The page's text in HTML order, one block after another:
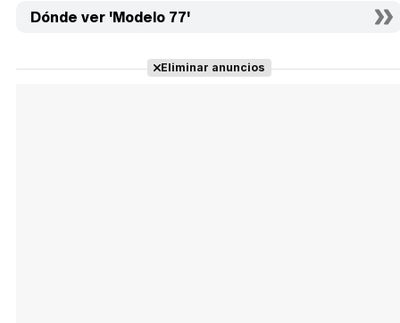
Dónde ver 'Modelo 77'
Eliminar anuncios